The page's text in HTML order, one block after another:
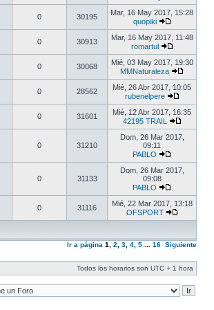
0 30195
Mar, 16 May 2017, 15:28
quopiki
0 30913
Mar, 16 May 2017, 11:48
romartul
0 30068
Mié, 03 May 2017, 19:30
MMNaturaleza
0 28562
Mié, 26 Abr 2017, 10:05
rubenelpere
0 31601
Mié, 12 Abr 2017, 16:35
42195 TRAIL
0 31210
Dom, 26 Mar 2017,
09:11
PABLO
0 31133
Dom, 26 Mar 2017,
09:08
PABLO
0 31116
Mié, 22 Mar 2017, 13:18
OFSPORT
Ir a página 1 2 3 4 5 16 Siguiente
Todos los horarios son UTC + 1 hora